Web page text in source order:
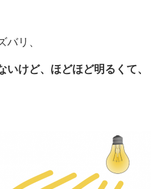
バリ、
けど、ほどほど明るくて、